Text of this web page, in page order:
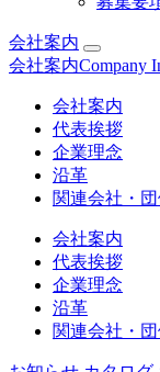
会社案内
会社案内Company
会社案内
代表挨拶
企業理念
沿革
関連会社・
会社案内
代表挨拶
企業理念
沿革
関連会社・